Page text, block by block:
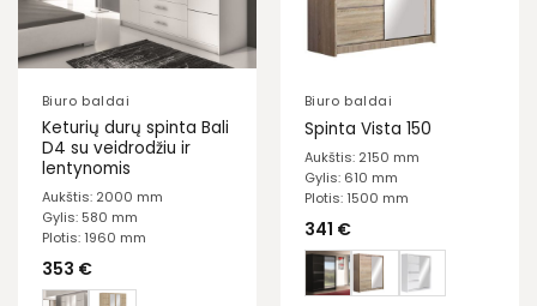
Biuro baldai
Keturių durų spinta Bali
D4 su veidrodžiu ir
lentynomis
Aukštis: 2000 mm
Gylis: 580 mm
Plotis: 1960 mm
353 €
Biuro baldai
Spinta Vista 150
Aukštis: 2150 mm
Gylis: 610 mm
Plotis: 1500 mm
341 €